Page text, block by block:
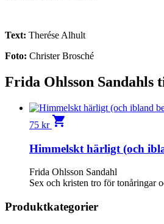
Text: Therése Alhult
Foto: Christer Brosché
Frida Ohlsson Sandahls
75 kr shopping_cart
Himmelskt härligt (och
Frida Ohlsson Sandahl
Sex och kristen tro för tonåringar
Produktkategorier